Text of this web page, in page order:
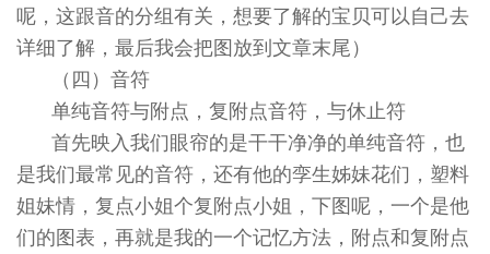
呢，这跟音的分组有关，想要了解的宝贝可以自己去
详细了解，最后我会把图放到文章末尾）
（四）音符
单纯音符与附点，复附点音符，与休止符
首先映入我们眼帘的是干干净净的单纯音符，也
是我们最常见的音符，还有他的孪生姊妹花们，塑料
姐妹情，复点小姐个复附点小姐，下图呢，一个是他
们的图表，再就是我的一个记忆方法，附点和复附点